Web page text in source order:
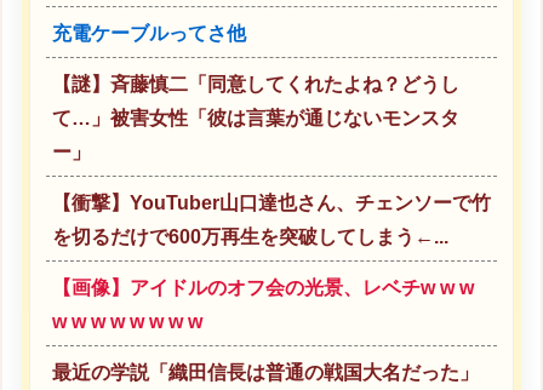
充電ケーブルってさ他
【謎】斉藤慎二「同意してくれたよね？どうし
て…」被害女性「彼は言葉が通じないモンスタ
ー」
【衝撃】YouTuber山口達也さん、チェンソーで竹
を切るだけで600万再生を突破してしまう←...
【画像】アイドルのオフ会の光景、レベチw w w
w w w w w w w w
最近の学説「織田信長は普通の戦国大名だった」